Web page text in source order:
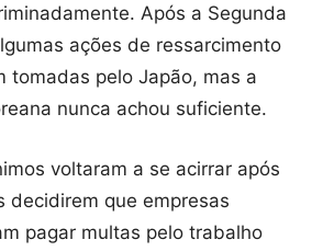
Após a Segunda
ações de ressarcimento
tomadas pelo Japão, mas a
nunca achou suficiente.
voltaram a se acirrar após
decidirem que empresas
pagar multas pelo trabalho